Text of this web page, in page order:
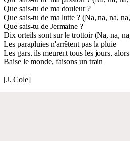
Que sais-tu de ma douleur ?
Que sais-tu de ma lutte ? (Na, na, na,
Que sais-tu de Jermaine ?
Dix orteils sont sur le trottoir (Na, na,
Les parapluies n'arrêtent pas la pluie
Les gars, ils meurent tous les jours,
Baise le monde, faisons un train
[J. Cole]